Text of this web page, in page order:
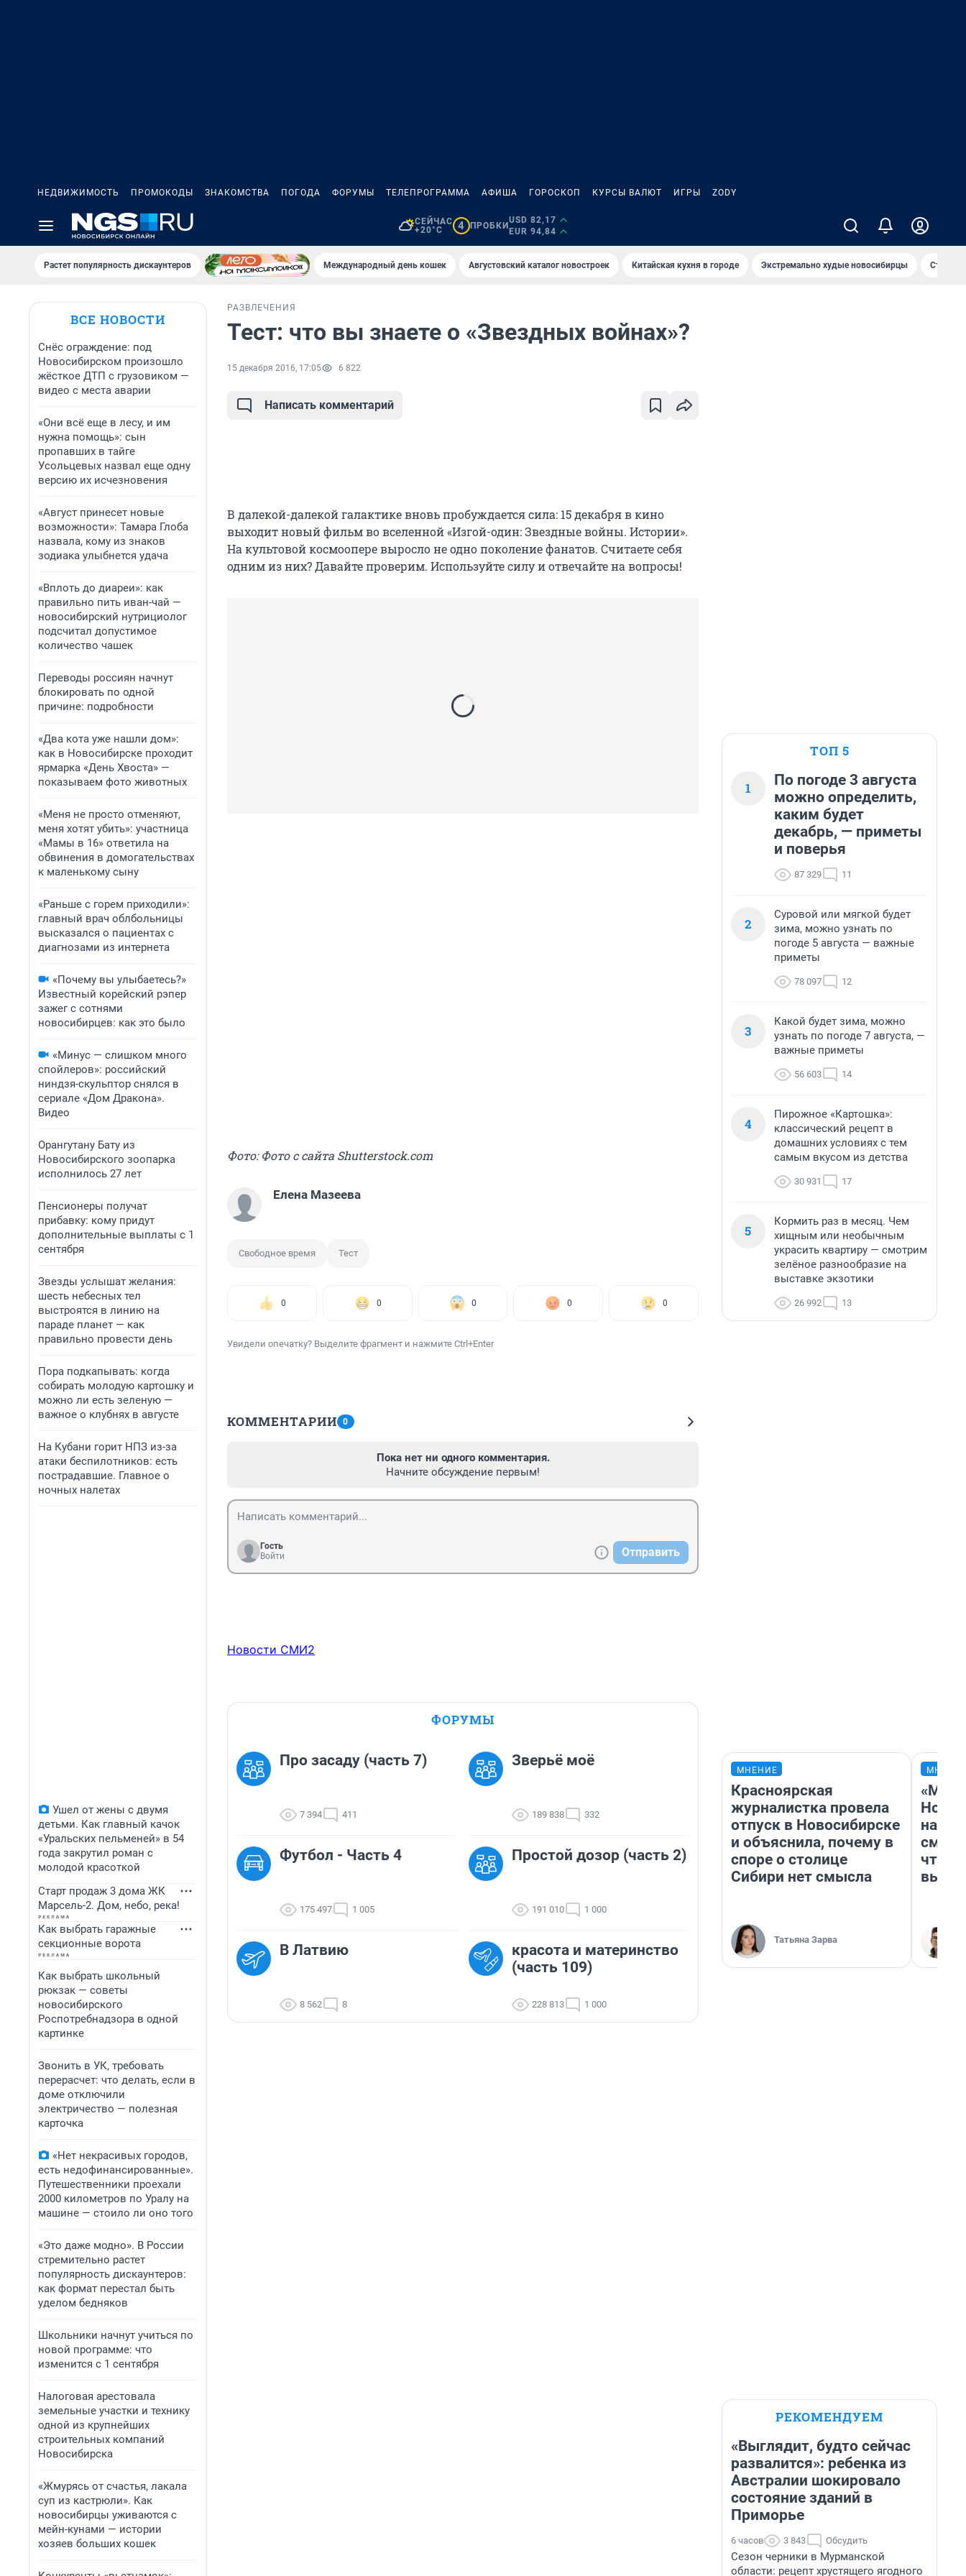
НЕДВИЖИМОСТЬ ПРОМОКОДЫ ЗНАКОМСТВА ПОГОДА ФОРУМЫ ТЕЛЕПРОГРАММА АФИША ГОРОСКОП КУРСЫ ВАЛЮТ ИГРЫ ZODY
СЕЙЧАС
+20°C
4 ПРОБКИ
USD 82,17
EUR 94,84
Растет популярность дискаунтеров Международный день кошек Августовский каталог новостроек Китайская кухня в городе Экстремально худые новосибирцы Старт
ВСЕ НОВОСТИ
Снёс ограждение: под
Новосибирском произошло
жёсткое ДТП с грузовиком —
видео с места аварии
«Они всё еще в лесу, и им
нужна помощь»: сын
пропавших в тайге
Усольцевых назвал еще одну
версию их исчезновения
«Август принесет новые
возможности»: Тамара Глоба
назвала, кому из знаков
зодиака улыбнется удача
«Вплоть до диареи»: как
правильно пить иван-чай —
новосибирский нутрициолог
подсчитал допустимое
количество чашек
Переводы россиян начнут
блокировать по одной
причине: подробности
«Два кота уже нашли дом»:
как в Новосибирске проходит
ярмарка «День Хвоста» —
показываем фото животных
«Меня не просто отменяют,
меня хотят убить»: участница
«Мамы в 16» ответила на
обвинения в домогательствах
к маленькому сыну
«Раньше с горем приходили»:
главный врач облбольницы
высказался о пациентах с
диагнозами из интернета
«Почему вы улыбаетесь?»
Известный корейский рэпер
зажег с сотнями
новосибирцев: как это было
«Минус — слишком много
спойлеров»: российский
ниндзя-скульптор снялся в
сериале «Дом Дракона».
Видео
Орангутану Бату из
Новосибирского зоопарка
исполнилось 27 лет
Пенсионеры получат
прибавку: кому придут
дополнительные выплаты с 1
сентября
Звезды услышат желания:
шесть небесных тел
выстроятся в линию на
параде планет — как
правильно провести день
Пора подкапывать: когда
собирать молодую картошку и
можно ли есть зеленую —
важное о клубнях в августе
На Кубани горит НПЗ из-за
атаки беспилотников: есть
пострадавшие. Главное о
ночных налетах
Ушел от жены с двумя
детьми. Как главный качок
«Уральских пельменей» в 54
года закрутил роман с
молодой красоткой
Старт продаж 3 дома ЖК
Марсель-2. Дом, небо, река!
Как выбрать гаражные
секционные ворота
Как выбрать школьный
рюкзак — советы
новосибирского
Роспотребнадзора в одной
картинке
Звонить в УК, требовать
перерасчет: что делать, если в
доме отключили
электричество — полезная
карточка
«Нет некрасивых городов,
есть недофинансированные».
Путешественники проехали
2000 километров по Уралу на
машине — стоило ли оно того
«Это даже модно». В России
стремительно растет
популярность дискаунтеров:
как формат перестал быть
уделом бедняков
Школьники начнут учиться по
новой программе: что
изменится с 1 сентября
Налоговая арестовала
земельные участки и технику
одной из крупнейших
строительных компаний
Новосибирска
«Жмурясь от счастья, лакала
суп из кастрюли». Как
новосибирцы уживаются с
мейн-кунами — истории
хозяев больших кошек
РАЗВЛЕЧЕНИЯ
Тест: что вы знаете о «Звездных войнах»?
15 декабря 2016, 17:05 6 822
Написать комментарий
В далекой-далекой галактике вновь пробуждается сила: 15 декабря в кино
выходит новый фильм во вселенной «Изгой-один: Звездные войны. Истории».
На культовой космоопере выросло не одно поколение фанатов. Считаете себя
одним из них? Давайте проверим. Используйте силу и отвечайте на вопросы!
Фото: Фото с сайта Shutterstock.com
Елена Мазеева
Свободное время Тест
0 0 0 0 0
Увидели опечатку? Выделите фрагмент и нажмите Ctrl+Enter
КОММЕНТАРИИ 0
Пока нет ни одного комментария.
Начните обсуждение первым!
Гость
Войти
Отправить
Новости СМИ2
ФОРУМЫ
Про засаду (часть 7)
7 394 411
Зверьё моё
189 838 332
Футбол - Часть 4
175 497 1 005
Простой дозор (часть 2)
191 010 1 000
В Латвию
8 562 8
красота и материнство
(часть 109)
228 813 1 000
ТОП 5
1
По погоде 3 августа
можно определить,
каким будет
декабрь, — приметы
и поверья
87 329 11
2
Суровой или мягкой будет
зима, можно узнать по
погоде 5 августа — важные
приметы
78 097 12
3
Какой будет зима, можно
узнать по погоде 7 августа, —
важные приметы
56 603 14
4
Пирожное «Картошка»:
классический рецепт в
домашних условиях с тем
самым вкусом из детства
30 931 17
5
Кормить раз в месяц. Чем
хищным или необычным
украсить квартиру — смотрим
зелёное разнообразие на
выставке экзотики
26 992 13
МНЕНИЕ
Красноярская
журналистка провела
отпуск в Новосибирске
и объяснила, почему в
споре о столице
Сибири нет смысла
Татьяна Зарва
«Мы
РЕКОМЕНДУЕМ
«Выглядит, будто сейчас
развалится»: ребенка из
Австралии шокировало
состояние зданий в
Приморье
6 часов 3 843 Обсудить
Сезон черники в Мурманской
области: рецепт хрустящего ягодного